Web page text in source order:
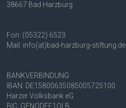
38667 Bad Harzburg
Fon: (05322) 6523
Mail: info(at)bad-harzburg-stiftung.de
BANKVERBINDUNG
IBAN: DE15800635085005725100
Harzer Volksbank eG
BIC: GENODEF1QLB